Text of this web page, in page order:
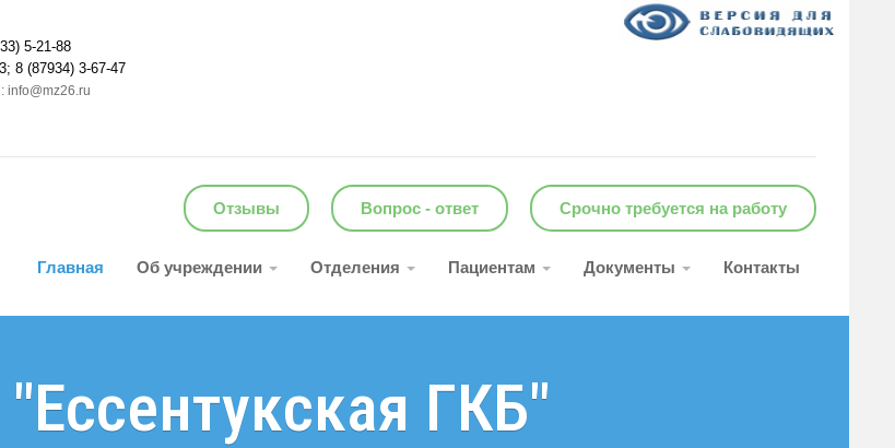
5-21-88
8 (87934) 3-67-47
info@mz26.ru
Отзывы Вопрос - ответ Срочно требуется на работу
Главная Об учреждении Отделения Пациентам Документы Контакты
ГКБ"